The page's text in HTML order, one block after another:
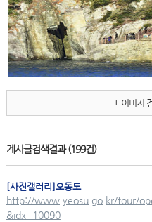
+ 이미지
게시글검색결과(199건)
[사진갤러리]오동도
http://www.yeosu.go.kr/tour/
&idx=10090